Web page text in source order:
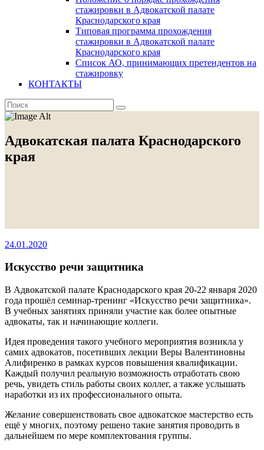
стажировки в Адвокатской палате
Краснодарского края
Типовая программа прохождения
стажировки в Адвокатской палате
Краснодарского края
Список АО, принимающих претендентов на
стажировку
КОНТАКТЫ
Адвокатская палата Краснодарского
края
24.01.2020
Искусство речи защитника
В Адвокатской палате Краснодарского края 20-22 января 2020
года прошёл семинар-тренинг «Искусство речи защитника».
В учебных занятиях приняли участие как более опытные
адвокаты, так и начинающие коллеги.
Идея проведения такого учебного мероприятия возникла у
самих адвокатов, посетивших лекции Веры Валентиновны
Алифиренко в рамках курсов повышения квалификации.
Каждый получил реальную возможность отработать свою
речь, увидеть стиль работы своих коллег, а также услышать
наработки из их профессионального опыта.
Желание совершенствовать свое адвокатское мастерство есть
ещё у многих, поэтому решено такие занятия проводить в
дальнейшем по мере комплектования группы.